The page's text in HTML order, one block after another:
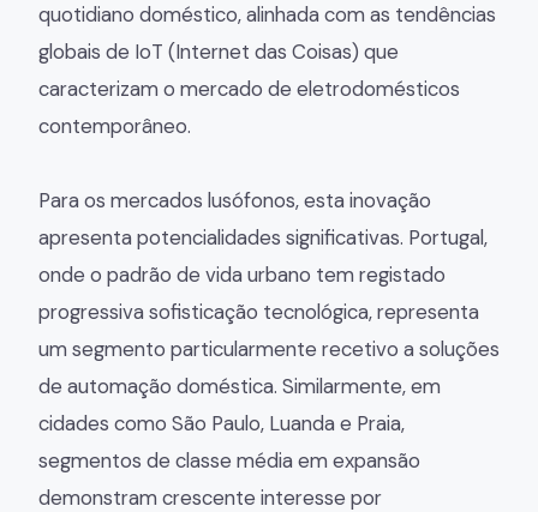
quotidiano doméstico, alinhada com as tendências
globais de IoT (Internet das Coisas) que
caracterizam o mercado de eletrodomésticos
contemporâneo.
Para os mercados lusófonos, esta inovação
apresenta potencialidades significativas. Portugal,
onde o padrão de vida urbano tem registado
progressiva sofisticação tecnológica, representa
um segmento particularmente recetivo a soluções
de automação doméstica. Similarmente, em
cidades como São Paulo, Luanda e Praia,
segmentos de classe média em expansão
demonstram crescente interesse por